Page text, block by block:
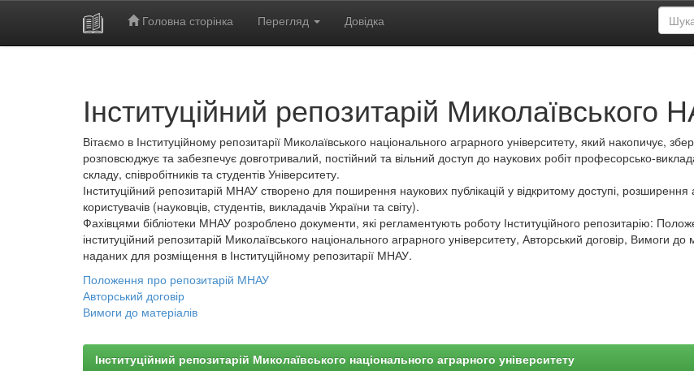
Головна сторінка Перегляд Довідка
Інституційний репозитарій Миколаївського
Вітаємо в Інституційному репозитарії Миколаївського національного аграрного університету, який накопичує,
розповсюджує та забезпечує довготривалий, постійний та вільний доступ до наукових робіт професорсько-
складу, співробітників та студентів Університету.
Інституційний репозитарій МНАУ створено для поширення наукових публікацій у відкритому доступі, розширення
користувачів (науковців, студентів, викладачів України та світу).
Фахівцями бібліотеки МНАУ розроблено документи, які регламентують роботу Інституційного репозитарію:
інституційний репозитарій Миколаївського національного аграрного університету, Авторський договір, Вимоги до
наданих для розміщення в Інституційному репозитарії МНАУ.
Положення про репозитарій МНАУ
Авторський договір
Вимоги до матеріалів
Інституційний репозитарій Миколаївського національного аграрного університету